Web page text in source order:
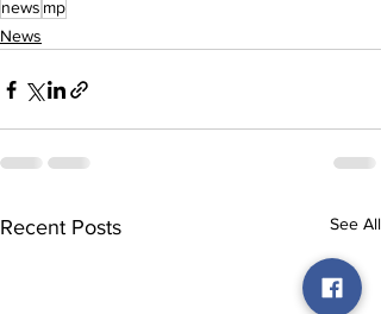
news mp
News
Recent Posts See All